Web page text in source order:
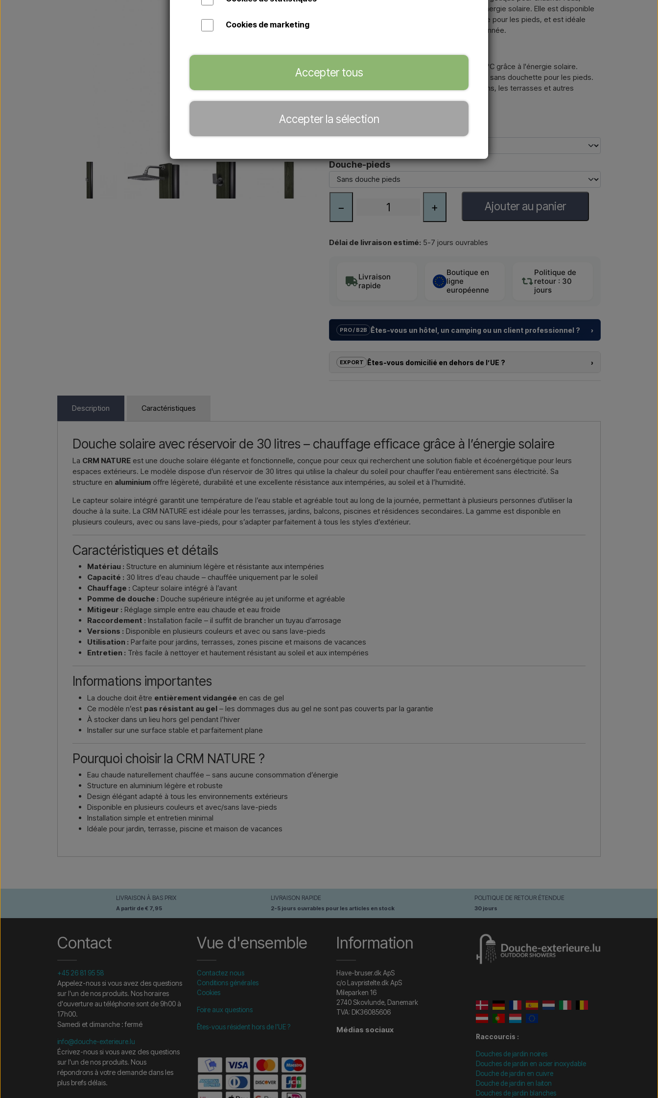
pouvant rapidement atteindre 60 °C grâce à l'énergie solaire. Elle est disponible
en plusieurs couleurs et avec ou sans douchette pour les pieds, et est idéale
pour une utilisation extérieure tout au long de l'année.
Capacité de 30 litres et chauffe jusqu'à 60 °C grâce à l'énergie solaire.
Disponible en plusieurs couleurs et avec ou sans douchette pour les pieds.
Parfaite pour les zones de piscine, les jardins, les terrasses et autres
espaces extérieurs.
Douche-pieds
− + Ajouter au panier
Délai de livraison estimé: 5-7 jours ouvrables
Livraison
rapide
Boutique en
ligne
européenne
Politique de
retour : 30
jours
PRO / B2B Êtes-vous un hôtel, un camping ou un client professionnel ?
›
avec des
la bonne installation.
EXPORT Êtes-vous domicilié en dehors de l’UE ?
›
que les adresses de facturation et de livraison, et vous recevrez une offre.
Nous écrire → Nous appeler →
Description Caractéristiques
Douche solaire avec réservoir de 30 litres – chauffage efficace grâce à l’énergie solaire
La CRM NATURE est une douche solaire élégante et fonctionnelle, conçue pour ceux qui recherchent une solution fiable et écoénergétique pour leurs
espaces extérieurs. Le modèle dispose d’un réservoir de 30 litres qui utilise la chaleur du soleil pour chauffer l’eau entièrement sans électricité. Sa
structure en aluminium offre légèreté, durabilité et une excellente résistance aux intempéries, au soleil et à l’humidité.
Le capteur solaire intégré garantit une température de l’eau stable et agréable tout au long de la journée, permettant à plusieurs personnes d’utiliser la
douche à la suite. La CRM NATURE est idéale pour les terrasses, jardins, balcons, piscines et résidences secondaires. La gamme est disponible en
plusieurs couleurs, avec ou sans lave-pieds, pour s’adapter parfaitement à tous les styles d’extérieur.
Caractéristiques et détails
Matériau : Structure en aluminium légère et résistante aux intempéries
Capacité : 30 litres d’eau chaude – chauffée uniquement par le soleil
Chauffage : Capteur solaire intégré à l’avant
Pomme de douche : Douche supérieure intégrée au jet uniforme et agréable
Mitigeur : Réglage simple entre eau chaude et eau froide
Raccordement : Installation facile – il suffit de brancher un tuyau d’arrosage
Versions : Disponible en plusieurs couleurs et avec ou sans lave-pieds
Utilisation : Parfaite pour jardins, terrasses, zones piscine et maisons de vacances
Entretien : Très facile à nettoyer et hautement résistant au soleil et aux intempéries
Informations importantes
La douche doit être entièrement vidangée en cas de gel
Ce modèle n’est pas résistant au gel – les dommages dus au gel ne sont pas couverts par la garantie
À stocker dans un lieu hors gel pendant l’hiver
Installer sur une surface stable et parfaitement plane
Pourquoi choisir la CRM NATURE ?
Eau chaude naturellement chauffée – sans aucune consommation d’énergie
Structure en aluminium légère et robuste
Design élégant adapté à tous les environnements extérieurs
Disponible en plusieurs couleurs et avec/sans lave-pieds
Installation simple et entretien minimal
Idéale pour jardin, terrasse, piscine et maison de vacances
LIVRAISON À BAS PRIX
A partir de € 7,95
LIVRAISON RAPIDE
2-5 jours ouvrables pour les articles en stock
POLITIQUE DE RETOUR ÉTENDUE
30 jours
Contact
+45 26 81 95 58
Appelez-nous si vous avez des questions
sur l'un de nos produits. Nos horaires
d'ouverture au téléphone sont de 9h00 à
17h00.
Samedi et dimanche : fermé
info@douche-exterieure.lu
Écrivez-nous si vous avez des questions
sur l'un de nos produits. Nous
répondrons à votre demande dans les
plus brefs délais.
Vue d'ensemble
Contactez nous
Conditions générales
Cookies
Foire aux questions
Êtes-vous résident hors de l'UE ?
Information
Have-bruser.dk ApS
c/o Lavpristelte.dk ApS
Mileparken 16
2740 Skovlunde, Danemark
TVA: DK36085606
Médias sociaux
Raccourcis :
Douches de jardin noires
Douches de jardin en acier inoxydable
Douche de jardin en cuivre
Douche de jardin en laiton
Douches de jardin blanches
Cookies de marketing
Accepter tous
Accepter la sélection